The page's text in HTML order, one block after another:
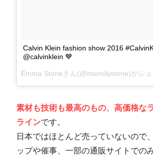
Calvin Klein fashion show 2016
@calvinklein 💙
素材も技術も最高のもの、高価格な
ラインです。
日本ではほとんど売っていないので
ップや催事、一部の通販サイトでの